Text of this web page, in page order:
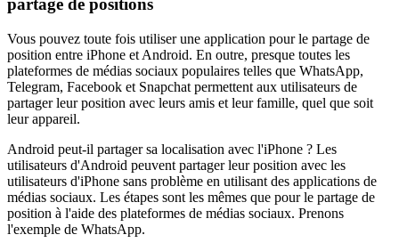
partage de positions
Vous pouvez toute fois utiliser une application pour le partage de
position entre iPhone et Android. En outre, presque toutes les
plateformes de médias sociaux populaires telles que WhatsApp,
Telegram, Facebook et Snapchat permettent aux utilisateurs de
partager leur position avec leurs amis et leur famille, quel que soit
leur appareil.
Android peut-il partager sa localisation avec l'iPhone ? Les
utilisateurs d'Android peuvent partager leur position avec les
utilisateurs d'iPhone sans problème en utilisant des applications de
médias sociaux. Les étapes sont les mêmes que pour le partage de
position à l'aide des plateformes de médias sociaux. Prenons
l'exemple de WhatsApp.